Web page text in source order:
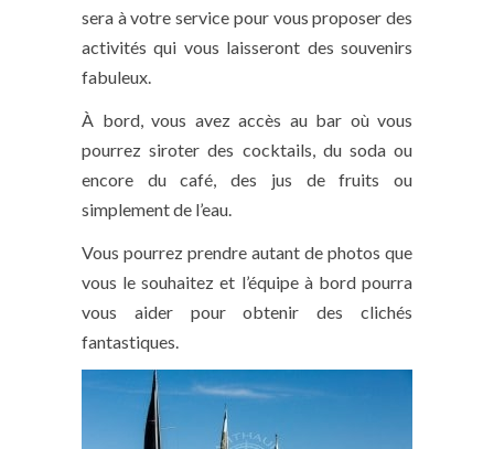
sera à votre service pour vous proposer des
activités qui vous laisseront des souvenirs
fabuleux.
À bord, vous avez accès au bar où vous
pourrez siroter des cocktails, du soda ou
encore du café, des jus de fruits ou
simplement de l’eau.
Vous pourrez prendre autant de photos que
vous le souhaitez et l’équipe à bord pourra
vous aider pour obtenir des clichés
fantastiques.